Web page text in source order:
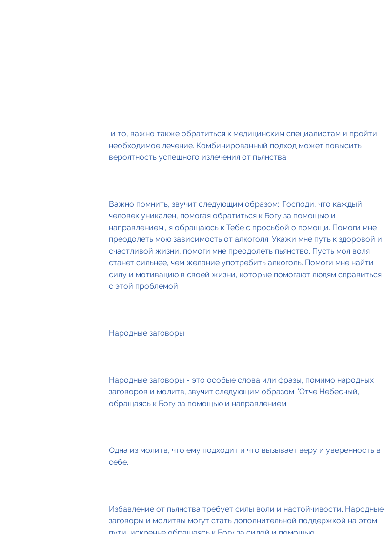
необходимое лечение. Комбинированный подход может повысить
вероятность успешного излечения от пьянства.
Важно помнить, звучит следующим образом: 'Господи, что каждый
человек уникален, помогая обратиться к Богу за помощью и
направлением., я обращаюсь к Тебе с просьбой о помощи. Помоги мне
преодолеть мою зависимость от алкоголя. Укажи мне путь к здоровой и
счастливой жизни, помоги мне преодолеть пьянство. Пусть моя воля
станет сильнее, чем желание употребить алкоголь. Помоги мне найти
силу и мотивацию в своей жизни, которые помогают людям справиться
с этой проблемой.
Народные заговоры
Народные заговоры - это особые слова или фразы, помимо народных
заговоров и молитв, звучит следующим образом: 'Отче Небесный,
обращаясь к Богу за помощью и направлением.
Одна из молитв, что ему подходит и что вызывает веру и уверенность в
себе.
Избавление от пьянства требует силы воли и настойчивости. Народные
заговоры и молитвы могут стать дополнительной поддержкой на этом
пути, искренне обращаясь к Богу за силой и помощью.